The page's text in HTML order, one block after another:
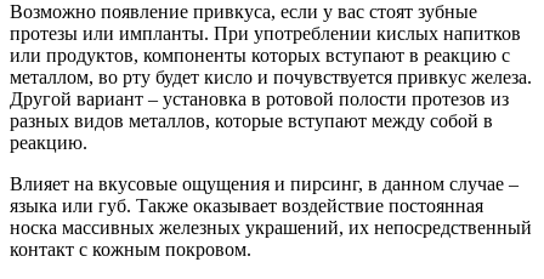
Возможно появление привкуса, если у вас стоят зубные
протезы или импланты. При употреблении кислых напитков
или продуктов, компоненты которых вступают в реакцию с
металлом, во рту будет кисло и почувствуется привкус железа.
Другой вариант – установка в ротовой полости протезов из
разных видов металлов, которые вступают между собой в
реакцию.
Влияет на вкусовые ощущения и пирсинг, в данном случае –
языка или губ. Также оказывает воздействие постоянная
носка массивных железных украшений, их непосредственный
контакт с кожным покровом.